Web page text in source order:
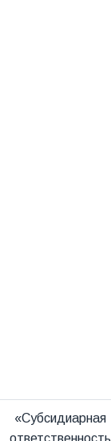
«Субсидиарная
ответственность